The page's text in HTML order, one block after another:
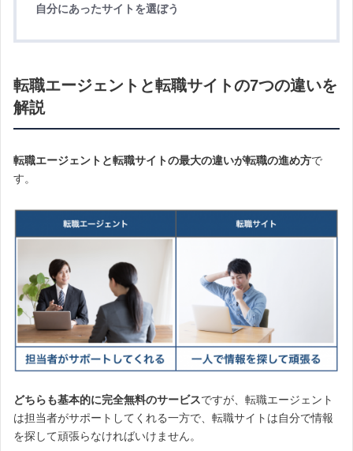
自分にあったサイトを選ぼう
転職エージェントと転職サイトの7つの違いを
解説
転職エージェントと転職サイトの最大の違いが転職の進め方で
す。
どちらも基本的に完全無料のサービスですが、転職エージェント
は担当者がサポートしてくれる一方で、転職サイトは自分で情報
を探して頑張らなければいけません。